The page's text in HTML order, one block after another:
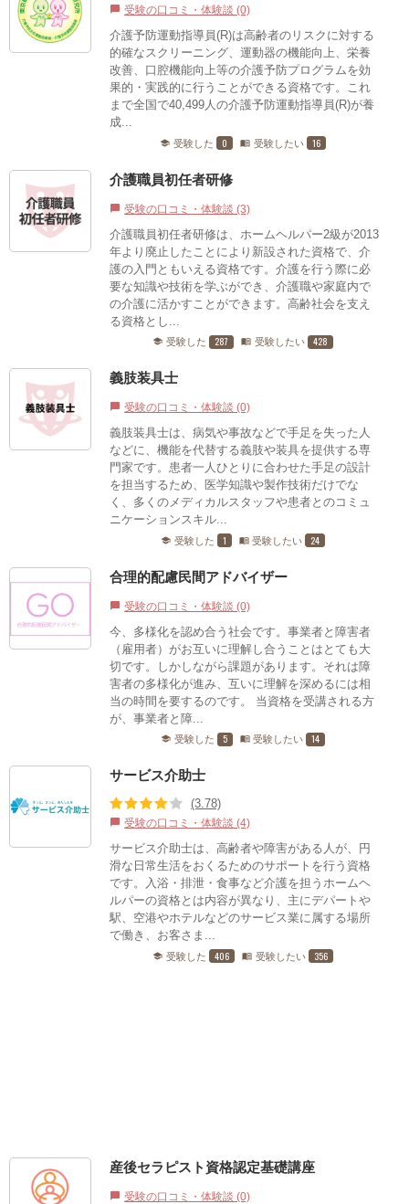
chat_bubble 受験の口コミ・体験談 (0)
介護予防運動指導員(R)は高齢者のリスクに対する
的確なスクリーニング、運動器の機能向上、栄養
改善、口腔機能向上等の介護予防プログラムを効
果的・実践的に行うことができる資格です。これ
まで全国で40,499人の介護予防運動指導員(R)が養
成...
school 受験した 0 menu_book 受験したい 16
介護職員初任者研修
chat_bubble 受験の口コミ・体験談 (3)
介護職員初任者研修は、ホームヘルパー2級が2013
年より廃止したことにより新設された資格で、介
護の入門ともいえる資格です。介護を行う際に必
要な知識や技術を学ぶができ、介護職や家庭内で
の介護に活かすことができます。高齢社会を支え
る資格とし...
school 受験した 287 menu_book 受験したい 428
義肢装具士
chat_bubble 受験の口コミ・体験談 (0)
義肢装具士は、病気や事故などで手足を失った人
などに、機能を代替する義肢や装具を提供する専
門家です。患者一人ひとりに合わせた手足の設計
を担当するため、医学知識や製作技術だけでな
く、多くのメディカルスタッフや患者とのコミュ
ニケーションスキル...
school 受験した 1 menu_book 受験したい 24
合理的配慮民間アドバイザー
chat_bubble 受験の口コミ・体験談 (0)
今、多様化を認め合う社会です。事業者と障害者
（雇用者）がお互いに理解し合うことはとても大
切です。しかしながら課題があります。それは障
害者の多様化が進み、互いに理解を深めるには相
当の時間を要するのです。 当資格を受講される方
が、事業者と障...
school 受験した 5 menu_book 受験したい 14
サービス介助士
(3.78)
chat_bubble 受験の口コミ・体験談 (4)
サービス介助士は、高齢者や障害がある人が、円
滑な日常生活をおくるためのサポートを行う資格
です。入浴・排泄・食事など介護を担うホームヘ
ルパーの資格とは内容が異なり、主にデパートや
駅、空港やホテルなどのサービス業に属する場所
で働き、お客さま...
school 受験した 406 menu_book 受験したい 356
産後セラピスト資格認定基礎講座
chat_bubble 受験の口コミ・体験談 (0)